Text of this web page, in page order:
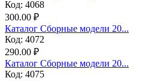
Код: 4068
300.00 ₽
Каталог Сборные модели 20...
Код: 4072
290.00 ₽
Каталог Сборные модели 20...
Код: 4075